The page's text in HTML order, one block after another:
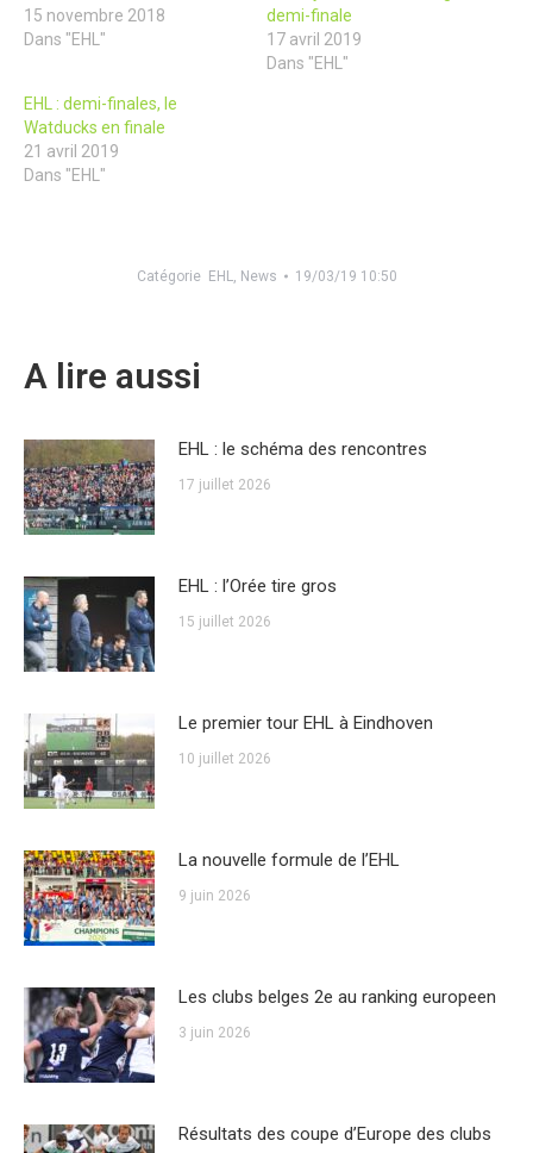
15 novembre 2018
Dans "EHL"
demi-finale
17 avril 2019
Dans "EHL"
EHL : demi-finales, le
Watducks en finale
21 avril 2019
Dans "EHL"
Catégorie EHL News 19/03/19 10:50
A lire aussi
EHL : le schéma des rencontres
17 juillet 2026
EHL : l’Orée tire gros
15 juillet 2026
Le premier tour EHL à Eindhoven
10 juillet 2026
La nouvelle formule de l’EHL
9 juin 2026
Les clubs belges 2e au ranking europeen
3 juin 2026
Résultats des coupe d’Europe des clubs